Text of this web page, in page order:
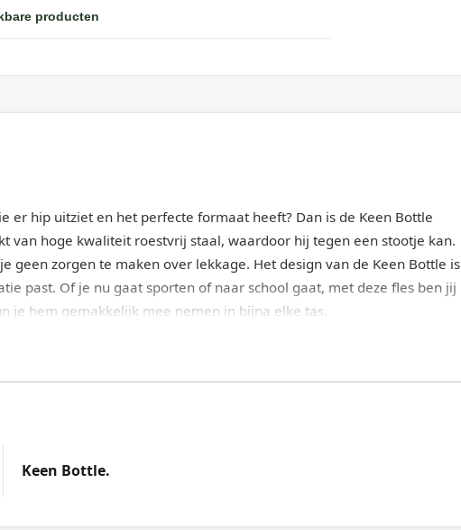
producten
er hip uitziet en het perfecte formaat heeft? Dan is de Keen Bottle
van hoge kwaliteit roestvrij staal, waardoor hij tegen een stootje kan.
geen zorgen te maken over lekkage. Het design van de Keen Bottle is
past. Of je nu gaat sporten of naar school gaat, met deze fles ben jij
je hem gemakkelijk mee nemen in bijna elke tas.
dopKeen Bottle.